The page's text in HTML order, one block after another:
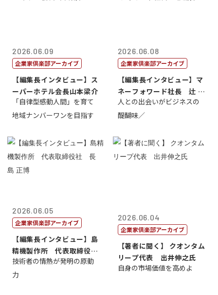
2026.06.09
企業家倶楽部アーカイブ
【編集長インタビュー】ス
ーパーホテル会長山本梁介
「自律型感動人間」を育て
地域ナンバーワンを目指す
2026.06.08
企業家倶楽部アーカイブ
【編集長インタビュー】マ
ネーフォワード社長 辻 庸
介
人との出会いがビジネスの
醍醐味／
2026.06.05
企業家倶楽部アーカイブ
【編集長インタビュー】島
精機製作所 代表取締役
社 長 島 正...
技術者の情熱が発明の原動
力
2026.06.04
企業家倶楽部アーカイブ
【著者に聞く】 クオンタム
リープ代表 出井伸之氏
自身の市場価値を高めよ